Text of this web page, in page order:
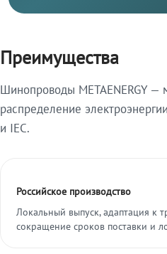
Преимущества
Шинопроводы METAENERGY —
распределение
и IEC.
Российское производство
Локальный выпуск, адаптация к
сокращение сроков поставки и